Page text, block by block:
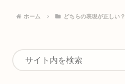
ホーム どちらの表現が正しい？